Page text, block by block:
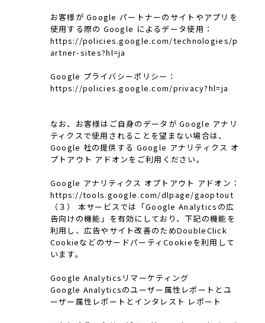
お客様が Google パートナーのサイトやアプリを
使用する際の Google によるデータ使用：
https://policies.google.com/technologies/p
artner-sites?hl=ja
Google プライバシーポリシー：
https://policies.google.com/privacy?hl=ja
なお、お客様はご自身のデータが Google アナリ
ティクスで使用されることを望まない場合は、
Google 社の提供する Google アナリティクス オ
プトアウト アドオンをご利用ください。
Google アナリティクス オプトアウト アドオン：
https://tools.google.com/dlpage/gaoptout
（３） 本サービスでは「Google Analyticsの広
告向けの機能」を有効にしており、下記の機能を
利用し、広告やサイト改善のためDoubleClick
CookieなどのサードパーティCookieを利用して
います。
Google Analyticsリマーケティング
Google Analyticsのユーザー属性レポートとユ
ーザー属性レポートとインタレスト レポート